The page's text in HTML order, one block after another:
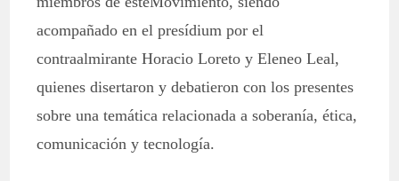
acompañado en el presídium por el
contraalmirante Horacio Loreto y Eleneo Leal,
quienes disertaron y debatieron con los presentes
sobre una temática relacionada a soberanía, ética,
comunicación y tecnología.